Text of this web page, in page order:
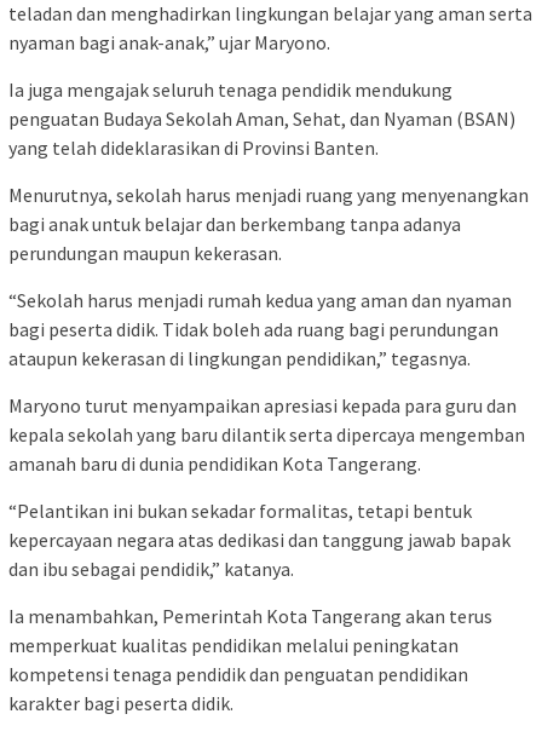
teladan dan menghadirkan lingkungan belajar yang aman serta
nyaman bagi anak-anak,” ujar Maryono.
Ia juga mengajak seluruh tenaga pendidik mendukung
penguatan Budaya Sekolah Aman, Sehat, dan Nyaman (BSAN)
yang telah dideklarasikan di Provinsi Banten.
Menurutnya, sekolah harus menjadi ruang yang menyenangkan
bagi anak untuk belajar dan berkembang tanpa adanya
perundungan maupun kekerasan.
“Sekolah harus menjadi rumah kedua yang aman dan nyaman
bagi peserta didik. Tidak boleh ada ruang bagi perundungan
ataupun kekerasan di lingkungan pendidikan,” tegasnya.
Maryono turut menyampaikan apresiasi kepada para guru dan
kepala sekolah yang baru dilantik serta dipercaya mengemban
amanah baru di dunia pendidikan Kota Tangerang.
“Pelantikan ini bukan sekadar formalitas, tetapi bentuk
kepercayaan negara atas dedikasi dan tanggung jawab bapak
dan ibu sebagai pendidik,” katanya.
Ia menambahkan, Pemerintah Kota Tangerang akan terus
memperkuat kualitas pendidikan melalui peningkatan
kompetensi tenaga pendidik dan penguatan pendidikan
karakter bagi peserta didik.